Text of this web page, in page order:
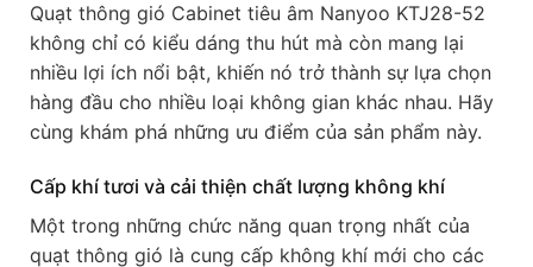
Quạt thông gió Cabinet tiêu âm Nanyoo KTJ28-52
không chỉ có kiểu dáng thu hút mà còn mang lại
nhiều lợi ích nổi bật, khiến nó trở thành sự lựa chọn
hàng đầu cho nhiều loại không gian khác nhau. Hãy
cùng khám phá những ưu điểm của sản phẩm này.
Cấp khí tươi và cải thiện chất lượng không khí
Một trong những chức năng quan trọng nhất của
quạt thông gió là cung cấp không khí mới cho các